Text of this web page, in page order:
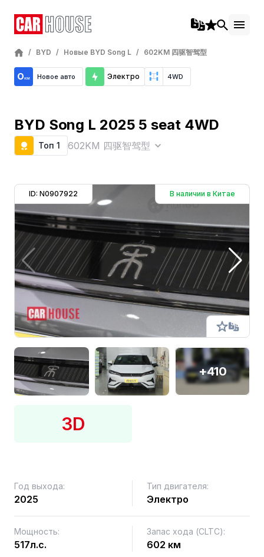
/ BYD / Новые BYD Song L / 602KM 四驱智驾型
Новое авто Электро 4WD
BYD Song L 2025 5 seat 4WD
Топ 1 602KM 四驱智驾型
ID: N0907922 В наличии в Китае
+410
3D
Год выхода:
2025
Тип двигателя:
Электро
Мощность:
517л.с.
Запас хода (CLTC):
602 км